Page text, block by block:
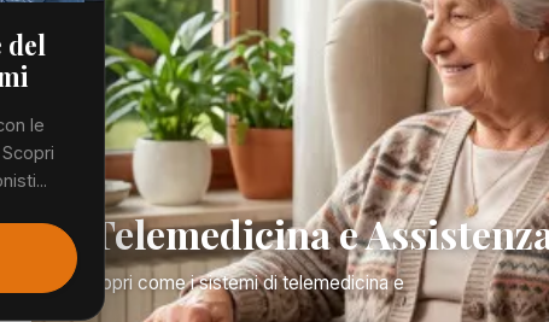
del
le
Telemedicina e
di tutto. Scopri come i sistemi di telemedicina e